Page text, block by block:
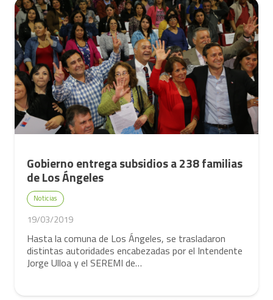
Gobierno entrega subsidios a 238 familias
de Los Ángeles
Noticias
19/03/2019
Hasta la comuna de Los Ángeles, se trasladaron
distintas autoridades encabezadas por el Intendente
Jorge Ulloa y el SEREMI de…